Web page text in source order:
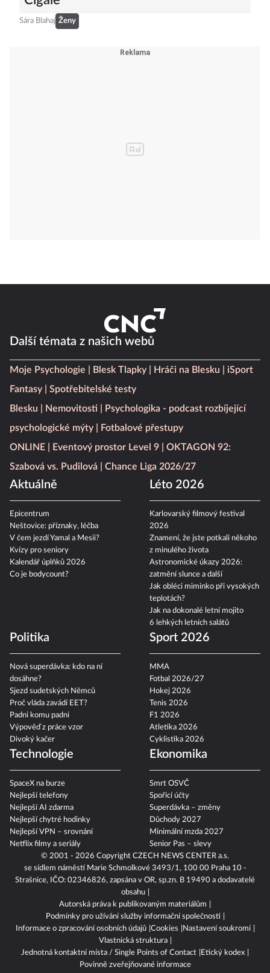
Cigale
Ženy
© 2001 - 2026 CopyrightCZECH NEWS CENTER a.s.
se sídlem náměstí Marie Schmolkové 3493/1, 100 00 Praha 10 -
Strašnice, IČO: 02346826, zapsána v OR, sp.zn. B 19490 a dodavatelé
obsahu
Autorská práva k publikovaným materiálům
Podmínky pro užívání služby informační společnosti
Informace o zpracování osobních údajů Cookies
Vlastnická struktura
Jednotná kontaktní místa / Single Points of Contact
Epicentrum
Neštovice: příznaky, léčba
V čem jezdí Yamal a Mesii?
Kvízy pro seniory
Kalendář úplňků 2026
Karlovarský filmový festival
2026
Znamení, že jste potkali někoho
z minulého života
Astronomické úkazy 2026:
zatmění slunce a další
Jak obléci miminko při vysokých
teplotách?
Jak na dokonalé letní mojito
6 lehkých letních salátů
Nová superdávka: kdo na ní
dosáhne?
Sjezd sudetských Němců
Proč vláda zavádí EET?
Padni komu padni
Výpověď z práce vzor
Divoký kačer
Sport 2026
MMA
Fotbal 2026/27
Hokej 2026
Tenis 2026
F1 2026
Atletika 2026
Cyklistika 2026
Technologie
SpaceX na burze
Nejlepší telefony
Nejlepší AI zdarma
Nejlepší chytré hodinky
Nejlepší VPN – srovnání
Netflix filmy a seriály
Smrt OSVČ
Spořicí účty
Superdávka – změny
Důchody 2027
Minimální mzda 2027
Senior Pas – slevy